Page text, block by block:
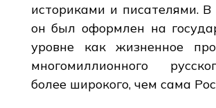
историками и писателями. В
он был оформлен на
уровне как жизненное
многомиллионного
более широкого, чем сама